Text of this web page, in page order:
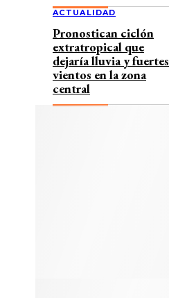
ACTUALIDAD
Pronostican ciclón
extratropical que
dejaría lluvia y fuertes
vientos en la zona
central